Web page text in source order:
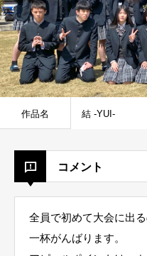
作品名 結 -YUI-
コメント
全員で初めて大会に出
一杯がんばります。